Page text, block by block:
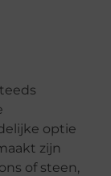
optie
zijn
of steen,